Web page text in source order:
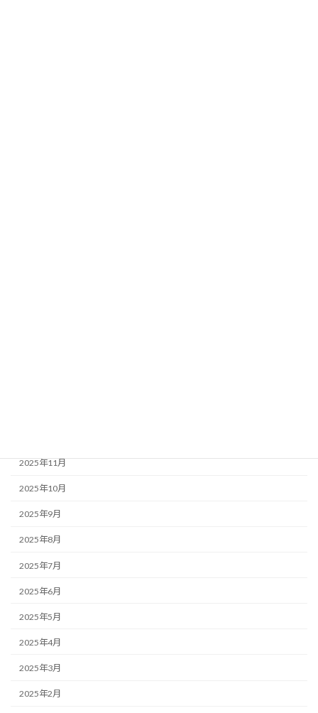
2025年11月
2025年10月
2025年9月
2025年8月
2025年7月
2025年6月
2025年5月
2025年4月
2025年3月
2025年2月